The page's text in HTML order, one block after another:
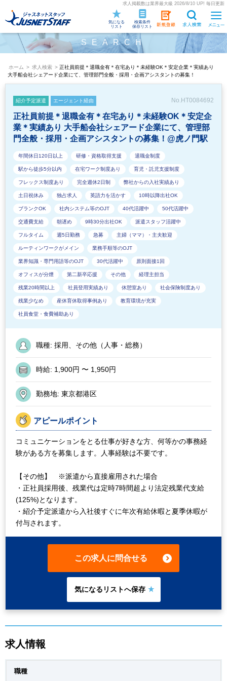
求人掲載数は業界最大級 2026/8/10 UP! 毎日更新
検索条件
保存リスト
気になる
リスト
SEARCH
ホーム > 求人検索 > 正社員前提＊退職金有＊在宅あり＊未経験OK＊安定企業＊実績あり
大手船会社シェアード企業にて、管理部門全般・採用・企画アシスタントの募集！
紹介予定派遣 エージェント経由 No.HT0084692
正社員前提＊退職金有＊在宅あり＊未経験OK＊安定企
業＊実績あり 大手船会社シェアード企業にて、管理部
門全般・採用・企画アシスタントの募集！@虎ノ門駅
年間休日120日以上 研修・資格取得支援 退職金制度
駅から徒歩5分以内 在宅ワーク制度あり 育児・託児支援制度
フレックス制度あり 完全週休2日制 弊社からの入社実績あり
土日祝休み 独占求人 英語力を活かす 10時以降出社OK
ブランクOK 社内システム等のOJT 40代活躍中 50代活躍中
交通費支給 朝遅め 9時30分出社OK 派遣スタッフ活躍中
フルタイム 週5日勤務 急募 主婦（ママ）・主夫歓迎
ルーティンワークがメイン 業務手順等のOJT
業界知識・専門用語等のOJT 30代活躍中 原則面接1回
オフィスが分煙 第二新卒応援 その他 経理主担当
残業20時間以上 社員登用実績あり 休憩室あり 社会保険制度あり
残業少なめ 産休育休取得事例あり 教育環境が充実
社員食堂・食費補助あり
職種: 採用、その他（人事・総務）
時給: 1,900円 〜 1,950円
勤務地: 東京都港区
アピールポイント
コミュニケーションをとる仕事が好きな方、何等かの事務経
験がある方を募集します。人事経験は不要です。
【その他】 ※派遣から直接雇用された場合
・正社員採用後、残業代は定時7時間超より法定残業代支給
(125%)となります。
・紹介予定派遣から入社後すぐに年次有給休暇と夏季休暇が
付与されます。
この求人に問合せる
求人情報
職種